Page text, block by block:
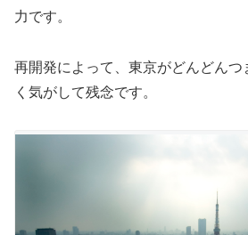
力です。
再開発によって、東京がどんどんつ
く気がして残念です。